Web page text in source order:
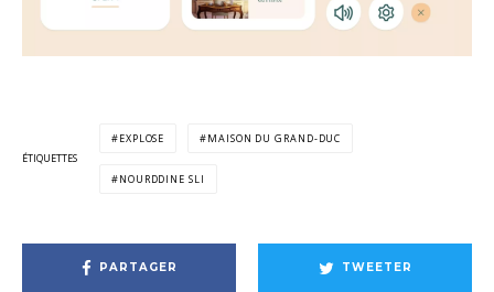
ÉTIQUETTES
EXPLOSE MAISON DU GRAND-DUC
NOURDDINE SLI
PARTAGER TWEETER